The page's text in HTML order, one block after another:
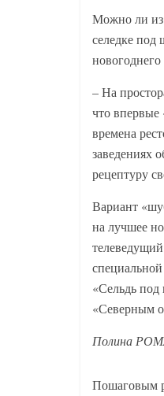
Можно ли из
селедке под
– На
что
времена
заведениях
рецептуру
Вариант
на лучшее
«Сельдь
«Северным
Полина
Пошаговым